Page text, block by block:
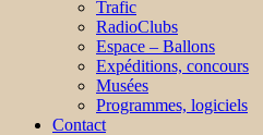
Trafic
RadioClubs
Espace – Ballons
Expéditions, concours
Musées
Programmes, logiciels
Contact